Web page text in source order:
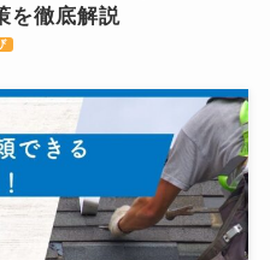
を徹底解説